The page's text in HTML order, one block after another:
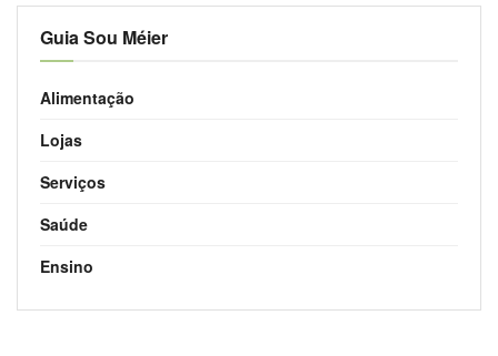
Guia Sou Méier
Alimentação
Lojas
Serviços
Saúde
Ensino